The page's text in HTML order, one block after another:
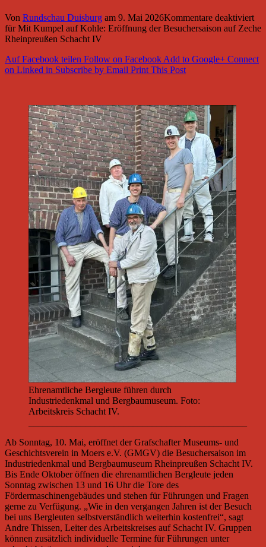
Von Rundschau Duisburg am 9. Mai 2026Kommentare deaktiviert
für Mit Kumpel auf Kohle: Eröffnung der Besuchersaison auf Zeche
Rheinpreußen Schacht IV
Auf Facebook teilen Follow on FacebookAdd to Google+ Connect
on Linked in Subscribe by Email Print This Post
Ehrenamtliche Bergleute führen durch
Industriedenkmal und Bergbaumuseum. Foto:
Arbeitskreis Schacht IV.
Ab Sonntag, 10. Mai, eröffnet der Grafschafter Museums- und
Geschichtsverein in Moers e.V. (GMGV) die Besuchersaison im
Industriedenkmal und Bergbaumuseum Rheinpreußen Schacht IV.
Bis Ende Oktober öffnen die ehrenamtlichen Bergleute jeden
Sonntag zwischen 13 und 16 Uhr die Tore des
Fördermaschinengebäudes und stehen für Führungen und Fragen
gerne zu Verfügung. „Wie in den vergangen Jahren ist der Besuch
bei uns Bergleuten selbstverständlich weiterhin kostenfrei“, sagt
Andre Thissen, Leiter des Arbeitskreises auf Schacht IV. Gruppen
können zusätzlich individuelle Termine für Führungen unter